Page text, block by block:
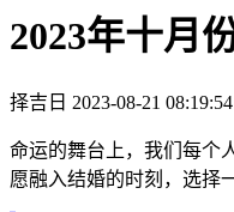
2023年十月
择吉日 2023-08-21 08:19:54
命运的舞台上，我们每个
愿融入结婚的时刻，选择